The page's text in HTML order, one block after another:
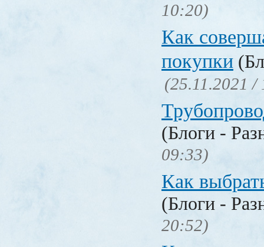
10:20)
Как
покупки
(25.11.2021 /
(Блоги -
09:33)
Как
(Блоги -
20:52)